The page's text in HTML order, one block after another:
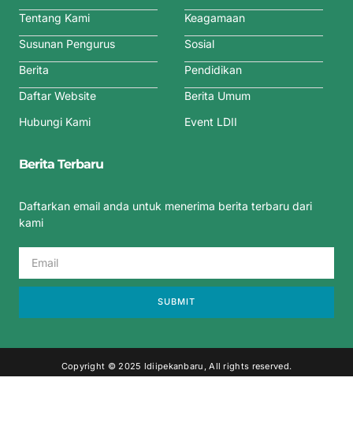
Tentang Kami
Susunan Pengurus
Berita
Daftar Website
Hubungi Kami
Keagamaan
Sosial
Pendidikan
Berita Umum
Event LDII
Berita Terbaru
Daftarkan email anda untuk menerima berita terbaru dari
kami
SUBMIT
Copyright © 2025 ldiipekanbaru, All rights reserved.